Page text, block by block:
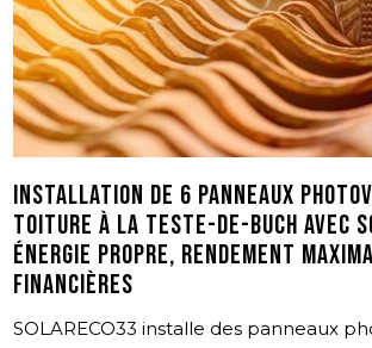
Installation de 6 panneaux
toiture à La Teste-de-Buch avec
énergie propre, rendement
financières
SOLARECO33 installe des panneaux